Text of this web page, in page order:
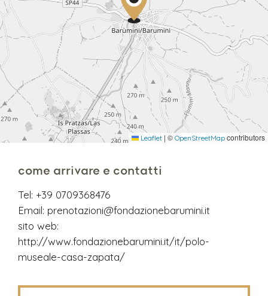
Leaflet | © OpenStreetMap contributors
come arrivare e contatti
Tel: +39 0709368476
Email: prenotazioni@fondazionebarumini.it
sito web:
http://www.fondazionebarumini.it/it/polo-
museale-casa-zapata/